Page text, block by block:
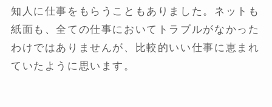
知人に仕事をもらうこともありました。ネットも
紙面も、全ての仕事においてトラブルがなかった
わけではありませんが、比較的いい仕事に恵まれ
ていたように思います。